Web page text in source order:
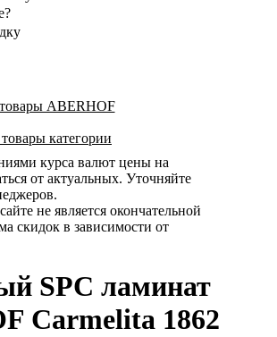
ABERHOF
категории
курса валют цены на
от актуальных. Уточняйте
не является окончательной
скидок в зависимости от
SPC ламинат
Carmelita 1862